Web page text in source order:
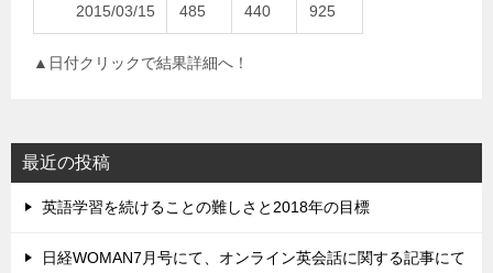
2015/03/15 485 440 925
▲日付クリックで結果詳細へ！
最近の投稿
英語学習を続けることの難しさと2018年の目標
日経WOMAN7月号にて、オンライン英会話に関する記事にて